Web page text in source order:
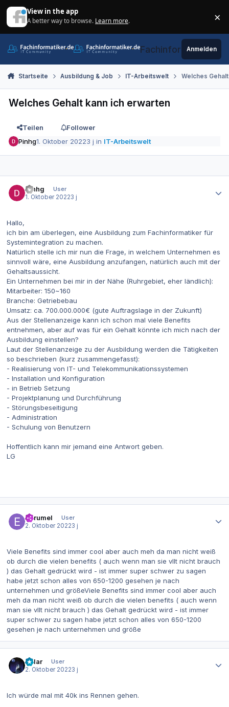
View in the app
A better way to browse. Learn more. ×
Fachinformatiker.de
Anmelden
Startseite Ausbildung & Job IT-Arbeitswelt Welches
Welches Gehalt kann ich erwarten
Teilen
Follower
Pinhg1. Oktober 20223 j in IT-Arbeitswelt
Pinhg
User
1. Oktober 20223 j
Hallo,
ich bin am überlegen, eine Ausbildung zum Fachinformatiker für
Systemintegration zu machen.
Natürlich stelle ich mir nun die Frage, in welchem Unternehmen es
sinnvoll wäre, eine Ausbildung anzufangen, natürlich auch mit der
Gehaltsaussicht.
Ein Unternehmen bei mir in der Nähe (Ruhrgebiet, eher ländlich):
Mitarbeiter: 150~160
Branche: Getriebebau
Umsatz: ca. 700.000.000€ (gute Auftragslage in der Zukunft)
Aus der Stellenanzeige kann ich schon mal viele Benefits
entnehmen, aber auf was für ein Gehalt könnte ich mich nach der
Ausbildung einstellen?
Laut der Stellenanzeige zu der Ausbildung werden die Tätigkeiten
so beschrieben (kurz zusammengefasst):
- Realisierung von IT- und Telekommunikationssystemen
- Installation und Konfiguration
- in Betrieb Setzung
- Projektplanung und Durchführung
- Störungsbeseitigung
- Administration
- Schulung von Benutzern
Hoffentlich kann mir jemand eine Antwort geben.
LG
eKrumel
User
2. Oktober 20223 j
Viele Benefits sind immer cool aber auch meh da man nicht weiß
ob durch die vielen benefits ( auch wenn man sie vllt nicht brauch
) das Gehalt gedrückt wird - ist immer super schwer zu sagen
habe jetzt schon alles von 650-1200 gesehen je nach
unternehmen und größeViele Benefits sind immer cool aber auch
meh da man nicht weiß ob durch die vielen benefits ( auch wenn
man sie vllt nicht brauch ) das Gehalt gedrückt wird - ist immer
super schwer zu sagen habe jetzt schon alles von 650-1200
gesehen je nach unternehmen und größe
Polar
User
2. Oktober 20223 j
Ich würde mal mit 40k ins Rennen gehen.